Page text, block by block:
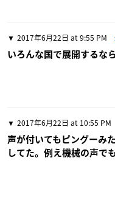
2017年6月22日 at 9:55 PM
いろんな国で展開するな
2017年6月22日 at 10:55 PM
声が付いてもピングーみ
してた。例え機械の声で